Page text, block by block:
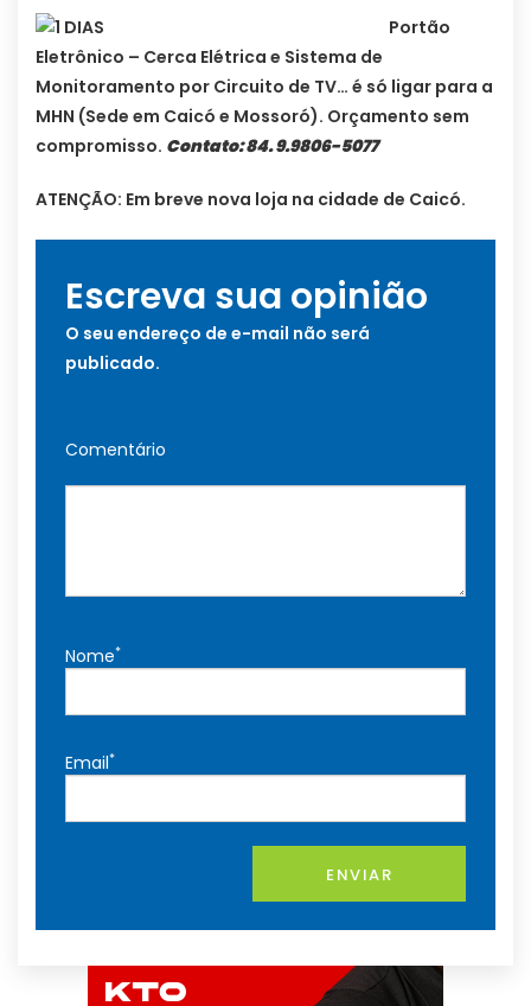
Portão
Eletrônico – Cerca Elétrica e Sistema de
Monitoramento por Circuito de TV… é só ligar para a
MHN (Sede em Caicó e Mossoró). Orçamento sem
compromisso. Contato: 84. 9.9806-5077
ATENÇÃO: Em breve nova loja na cidade de Caicó.
Escreva sua opinião
O seu endereço de e-mail não será
publicado.
Comentário
Nome*
Email*
ENVIAR